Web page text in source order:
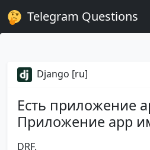
Telegram Questions
Django [ru]
Есть приложение
Приложение app
DRF.